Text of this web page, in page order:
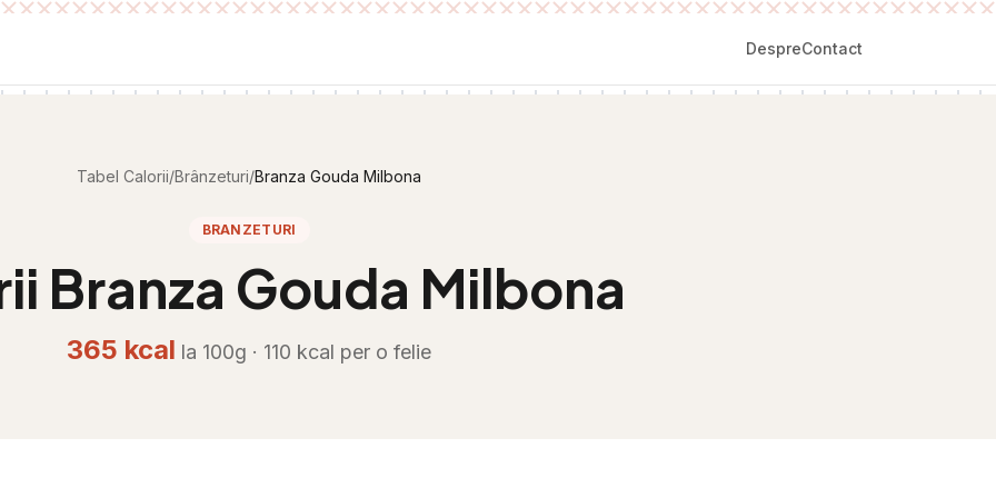
DespreContact
Tabel Calorii/Brânzeturi/Branza Gouda Milbona
BRANZETURI
Branza Gouda Milbona
365 kcal la 100g · 110 kcal per o felie